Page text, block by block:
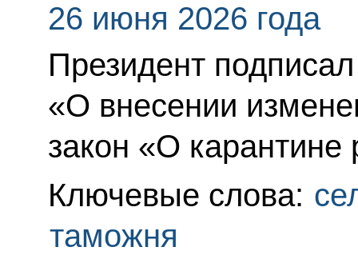
26 июня 2026 года
Президент
«О внесении
закон «О карантине
Ключевые слова:
таможня